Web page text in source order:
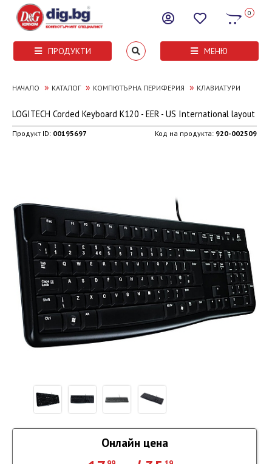
0
ПРОДУКТИ МЕНЮ
НАЧАЛО » КАТАЛОГ » КОМПЮТЪРНА ПЕРИФЕРИЯ » КЛАВИАТУРИ
LOGITECH Corded Keyboard K120 - EER - US International layout
Продукт ID: 00195697 Код на продукта: 920-002509
Онлайн цена